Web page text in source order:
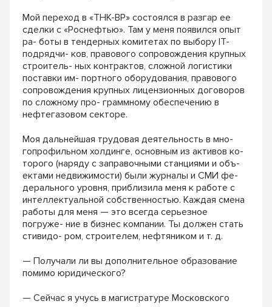
Мой переход в «ТНК-BP» состоялся в разгар ее
сделки с «Роснефтью». Там у меня появился опыт
ра- боты в тендерных комитетах по выбору IT-
подрядчи- ков, правового сопровождения крупных
строитель- ных контрактов, сложной логистики
поставки им- портного оборудования, правового
сопровождения крупных лицензионных договоров
по сложному про- граммному обеспечению в
нефтегазовом секторе.
Моя дальнейшая трудовая деятельность в мно-
гопрофильном холдинге, основным из активов ко-
торого (наряду с заправочными станциями и объ-
ектами недвижимости) были журналы и СМИ фе-
дерального уровня, приблизила меня к работе с
интеллектуальной собственностью. Каждая смена
работы для меня — это всегда серьезное
погруже- ние в бизнес компании. Ты должен стать
стивидо- ром, строителем, нефтяником и т. д.
— Получали ли вы дополнительное образование
помимо юридического?
— Сейчас я учусь в магистратуре Московского